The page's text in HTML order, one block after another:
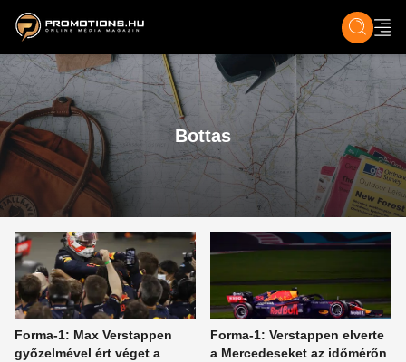
ZENE, FILM & KULT ÉLET TECH &
Bottas
Forma-1: Max Verstappen
győzelmével ért véget a
Forma-1: Verstappen elverte
a Mercedeseket az időmérőn